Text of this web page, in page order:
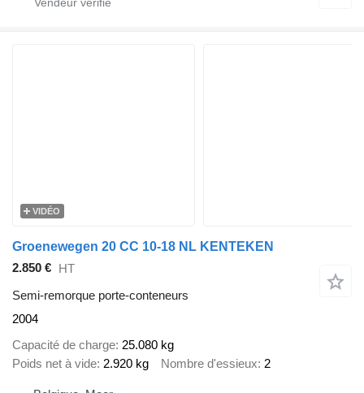
VIDÉO
Groenewegen 20 CC 10-18 NL KENTEKEN
2.850 € HT
Semi-remorque porte-conteneurs
2004
Capacité de charge 25.080 kg
Poids net à vide 2.920 kg Nombre d'essieux 2